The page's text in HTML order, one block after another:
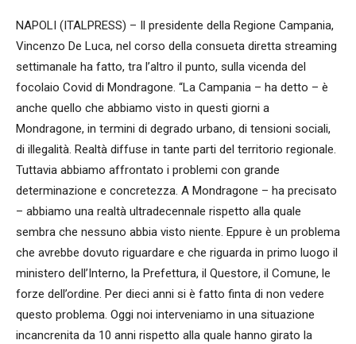
NAPOLI (ITALPRESS) – Il presidente della Regione Campania,
Vincenzo De Luca, nel corso della consueta diretta streaming
settimanale ha fatto, tra l’altro il punto, sulla vicenda del
focolaio Covid di Mondragone. “La Campania – ha detto – è
anche quello che abbiamo visto in questi giorni a
Mondragone, in termini di degrado urbano, di tensioni sociali,
di illegalità. Realtà diffuse in tante parti del territorio regionale.
Tuttavia abbiamo affrontato i problemi con grande
determinazione e concretezza. A Mondragone – ha precisato
– abbiamo una realtà ultradecennale rispetto alla quale
sembra che nessuno abbia visto niente. Eppure è un problema
che avrebbe dovuto riguardare e che riguarda in primo luogo il
ministero dell’Interno, la Prefettura, il Questore, il Comune, le
forze dell’ordine. Per dieci anni si è fatto finta di non vedere
questo problema. Oggi noi interveniamo in una situazione
incancrenita da 10 anni rispetto alla quale hanno girato la